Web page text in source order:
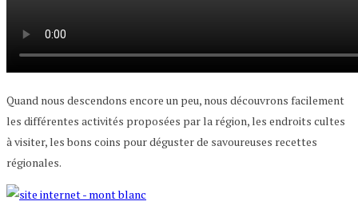
Quand nous descendons encore un peu, nous découvrons facilement
les différentes activités proposées par la région, les endroits cultes
à visiter, les bons coins pour déguster de savoureuses recettes
régionales.